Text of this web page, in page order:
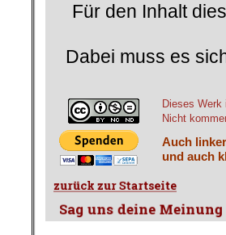
Für den Inhalt
Dabei muss es
Dieses
Nicht
Auch
und auch